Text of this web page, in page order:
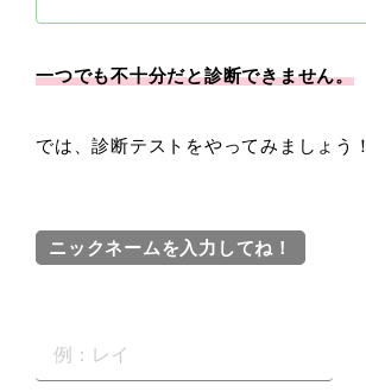
一つでも不十分だと診断できません。
では、診断テストをやってみましょう！
ニックネームを入力してね！